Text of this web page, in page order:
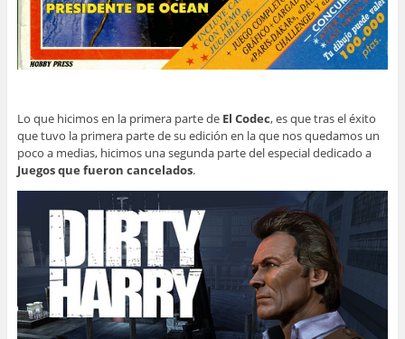
Lo que hicimos en la primera parte de El Codec, es quetras el éxito
que tuvo la primera parte de su edición en la que nos quedamos un
poco a medias, hicimos una segunda parte del especial dedicado a
Juegos que fueron cancelados.